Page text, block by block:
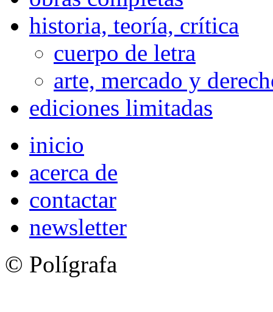
historia, teoría, crítica
cuerpo de letra
arte, mercado y
ediciones limitadas
inicio
acerca de
contactar
newsletter
© Polígrafa